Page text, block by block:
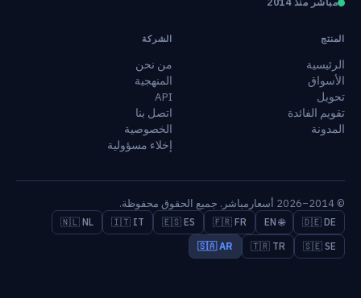
المنتج
الرئيسية
الأسواق
تحويل
تقويم الفائدة
المدونة
الشركة
من نحن
المنهجية
API
اتصل بنا
الخصوصية
إخلاء مسؤولية
© 2014–2026 أسعارمباشر. جميع الحقوق محفوظة.
🇩🇪 DE
🌐 EN
🇫🇷 FR
🇪🇸 ES
🇮🇹 IT
🇳🇱 NL
🇸🇪 SE
🇹🇷 TR
🇸🇦 AR